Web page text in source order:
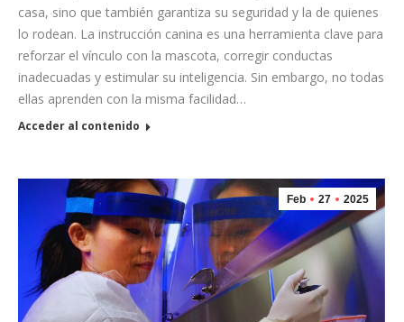
casa, sino que también garantiza su seguridad y la de quienes
lo rodean. La instrucción canina es una herramienta clave para
reforzar el vínculo con la mascota, corregir conductas
inadecuadas y estimular su inteligencia. Sin embargo, no todas
ellas aprenden con la misma facilidad…
Acceder al contenido
Feb 27 2025